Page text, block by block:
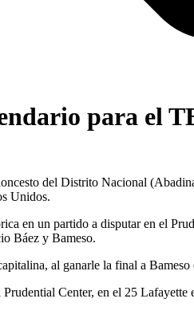
para el
del Distrito Nacional
Unidos.
en un partido a disputar en el
Báez y Bameso.
al ganarle la final a Bameso
Center, en el 25